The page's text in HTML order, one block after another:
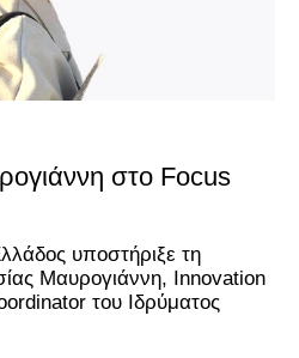
στο Focus
υποστήριξε τη
Μαυρογιάννη, Innovation
του Ιδρύματος